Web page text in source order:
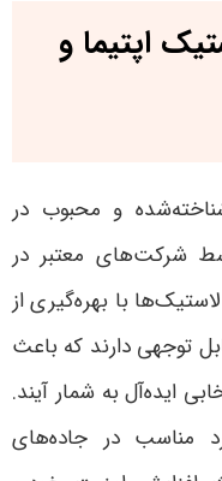
اپتیما و
و محبوب در
شرکت‌های معتبر در
با بهره‌گیری از
توجهی دارند که باعث
ایده‌آل به شمار آیند.
مناسب در جاده‌های